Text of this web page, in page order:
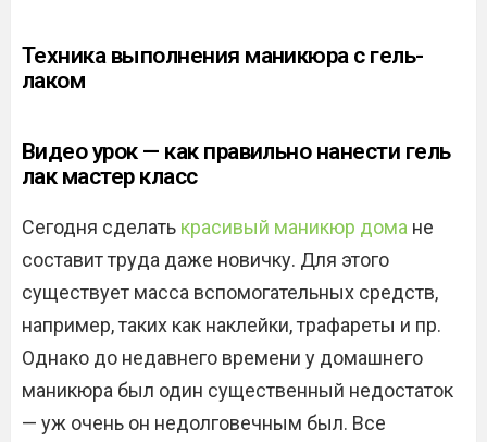
Техника выполнения маникюра с гель-
лаком
Видео урок — как правильно нанести гель
лак мастер класс
Сегодня сделать красивый маникюр дома не
составит труда даже новичку. Для этого
существует масса вспомогательных средств,
например, таких как наклейки, трафареты и пр.
Однако до недавнего времени у домашнего
маникюра был один существенный недостаток
— уж очень он недолговечным был. Все